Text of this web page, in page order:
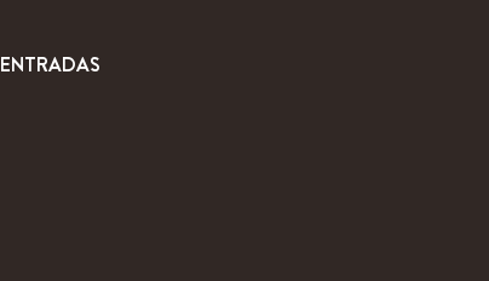
ENTRADAS